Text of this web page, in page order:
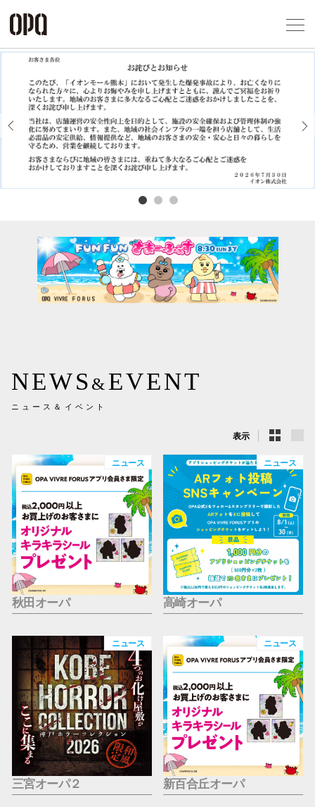
Previous
NEWS & EVENT
ニュース＆イベント
表示
ニュース
秋田オーパ
ニュース
高崎オーパ
ニュース
三宮オーパ２
ニュース
新百合丘オーパ
企業情報
お問い合わせ
プライバシ
ソーシャル
横浜ビ